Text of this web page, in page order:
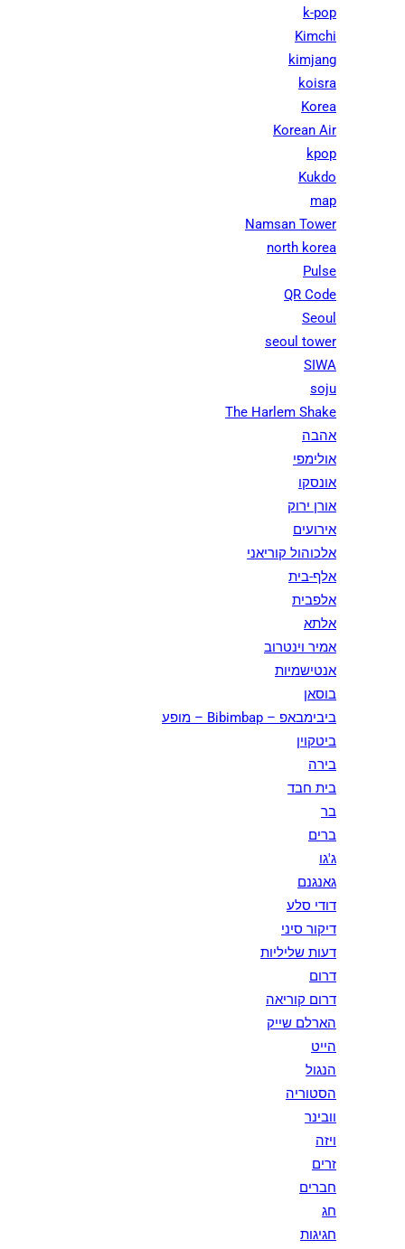
k-pop
Kimchi
kimjang
koisra
Korea
Korean Air
kpop
Kukdo
map
Namsan Tower
north korea
Pulse
QR Code
Seoul
seoul tower
SIWA
soju
The Harlem Shake
אהבה
אולימפי
אונסקו
אורן ירוק
אירועים
אלכוהול קוריאני
אלף-בית
אלפבית
אלתא
אמיר וינטרוב
אנטישמיות
בוסאן
ביבימבאפ – Bibimbap – מופע
ביטקוין
בירה
בית חבד
בר
ברים
ג'גו
גאנגנם
דודי סלע
דיקור סיני
דעות שליליות
דרום
דרום קוריאה
הארלם שייק
הייט
הנגול
הסטוריה
וובינר
ויזה
זרים
חברים
חג
חגיגות